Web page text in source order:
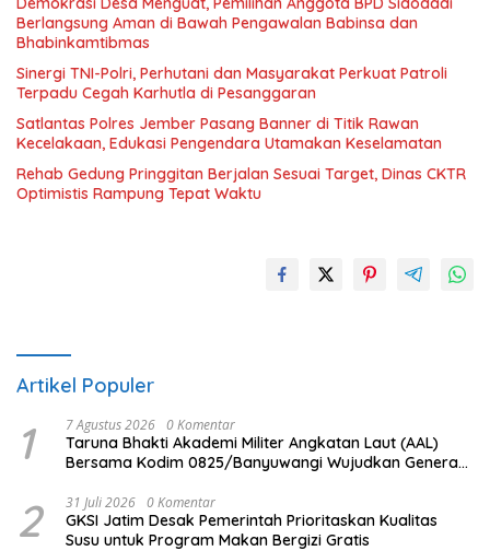
Berlangsung Aman di Bawah Pengawalan Babinsa dan
Bhabinkamtibmas
Sinergi TNI-Polri, Perhutani dan Masyarakat Perkuat Patroli
Terpadu Cegah Karhutla di Pesanggaran
Satlantas Polres Jember Pasang Banner di Titik Rawan
Kecelakaan, Edukasi Pengendara Utamakan Keselamatan
Rehab Gedung Pringgitan Berjalan Sesuai Target, Dinas CKTR
Optimistis Rampung Tepat Waktu
Artikel Populer
1 7 Agustus 2026 0 Komentar
Taruna Bhakti Akademi Militer Angkatan Laut (AAL)
Bersama Kodim 0825/Banyuwangi Wujudkan Generasi
2 31 Juli 2026 0 Komentar
GKSI Jatim Desak Pemerintah Prioritaskan Kualitas
Susu untuk Program Makan Bergizi Gratis